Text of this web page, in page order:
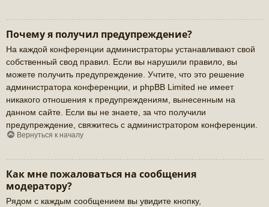
Почему я получил предупреждение?
На каждой конференции администраторы устанавливают свой
собственный свод правил. Если вы нарушили правило, вы
можете получить предупреждение. Учтите, что это решение
администратора конференции, и phpBB Limited не имеет
никакого отношения к предупреждениям, вынесенным на
данном сайте. Если вы не знаете, за что получили
предупреждение, свяжитесь с администратором конференции.
Вернуться к началу
Как мне пожаловаться на сообщения
модератору?
Рядом с каждым сообщением вы увидите кнопку,